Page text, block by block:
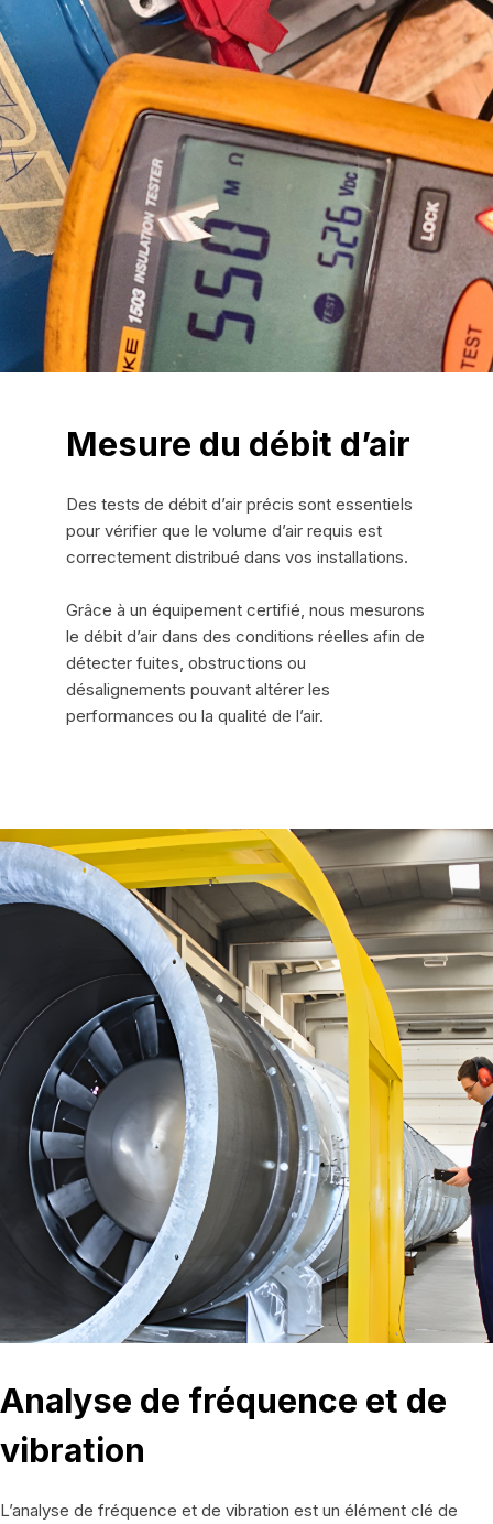
Mesure du débit d’air
Des tests de débit d’air précis sont essentiels
pour vérifier que le volume d’air requis est
correctement distribué dans vos installations.
Grâce à un équipement certifié, nous mesurons
le débit d’air dans des conditions réelles afin de
détecter fuites, obstructions ou
désalignements pouvant altérer les
performances ou la qualité de l’air.
Analyse de fréquence et de
vibration
L’analyse de fréquence et de vibration est un élément clé de